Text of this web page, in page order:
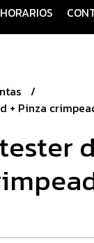
HORARIOS
+ Pinza